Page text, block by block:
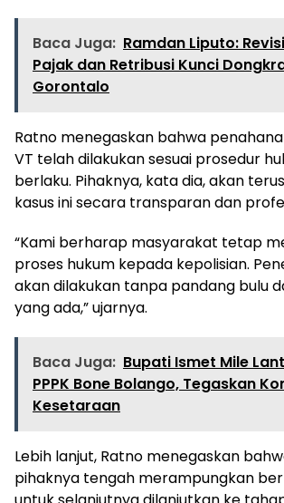
Baca Juga: Ramdan Liputo:
Pajak dan Retribusi Kunci
Gorontalo
Ratno menegaskan bahwa
VT telah dilakukan sesuai prosedur
berlaku. Pihaknya, kata dia, akan
kasus ini secara transparan dan
“Kami berharap masyarakat tetap
proses hukum kepada kepolisian.
akan dilakukan tanpa pandang bulu
yang ada,” ujarnya.
Baca Juga: Bupati Ismet Mile
PPPK Bone Bolango, Tegaskan
Kesetaraan
Lebih lanjut, Ratno menegaskan
pihaknya tengah merampungkan